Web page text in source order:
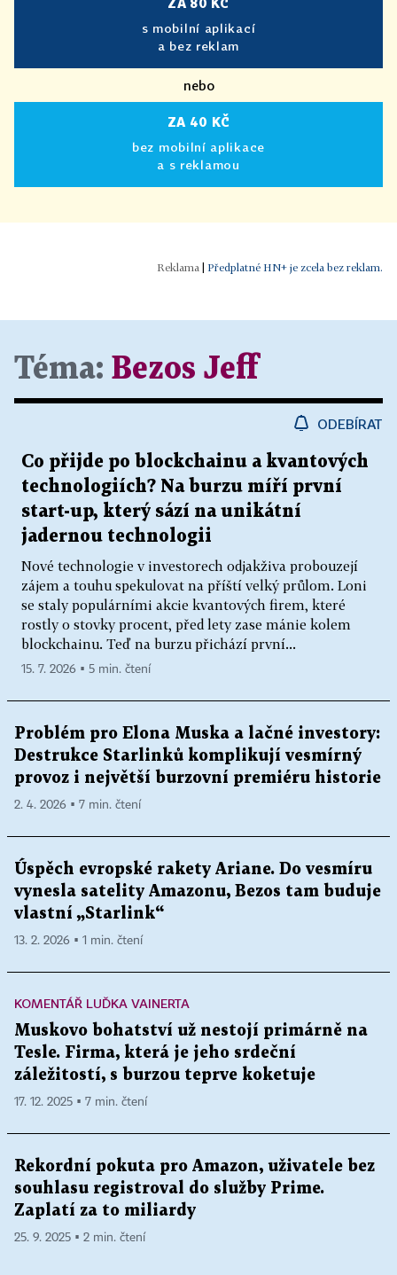
s mobilní aplikací
a bez reklam
nebo
ZA 40 KČ
bez mobilní aplikace
a s reklamou
| Předplatné HN+ je zcela bez reklam.
Téma: Bezos Jeff
ODEBÍRAT
Co přijde po blockchainu a kvantových
technologiích? Na burzu míří první
start-up, který sází na unikátní
jadernou technologii
Nové technologie v investorech odjakživa probouzejí
zájem a touhu spekulovat na příští velký průlom. Loni
se staly populárními akcie kvantových firem, které
rostly o stovky procent, před lety zase mánie kolem
blockchainu. Teď na burzu přichází první...
15. 7. 2026 ▪ 5 min. čtení
Problém pro Elona Muska a lačné investory:
Destrukce Starlinků komplikují vesmírný
provoz i největší burzovní premiéru historie
2. 4. 2026 ▪ 7 min. čtení
Úspěch evropské rakety Ariane. Do vesmíru
vynesla satelity Amazonu, Bezos tam buduje
vlastní „Starlink“
13. 2. 2026 ▪ 1 min. čtení
KOMENTÁŘ LUĎKA VAINERTA
Muskovo bohatství už nestojí primárně na
Tesle. Firma, která je jeho srdeční
záležitostí, s burzou teprve koketuje
17. 12. 2025 ▪ 7 min. čtení
Rekordní pokuta pro Amazon, uživatele bez
souhlasu registroval do služby Prime.
Zaplatí za to miliardy
25. 9. 2025 ▪ 2 min. čtení